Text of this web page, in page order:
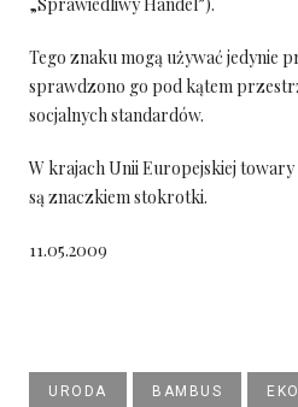
Tego znaku mogą używać jedynie
sprawdzono go pod kątem
socjalnych standardów.
W krajach Unii Europejskiej
są znaczkiem stokrotki.
11.05.2009
URODA BAMBUS